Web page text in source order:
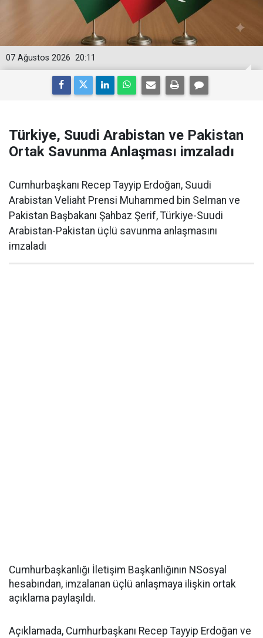
20:11
07 Ağustos 2026
Türkiye, Suudi Arabistan ve Pakistan
Ortak Savunma Anlaşması imzaladı
Cumhurbaşkanı Recep Tayyip Erdoğan, Suudi
Arabistan Veliaht Prensi Muhammed bin Selman ve
Pakistan Başbakanı Şahbaz Şerif, Türkiye-Suudi
Arabistan-Pakistan üçlü savunma anlaşmasını
imzaladı
Cumhurbaşkanlığı İletişim Başkanlığının NSosyal
hesabından, imzalanan üçlü anlaşmaya ilişkin ortak
açıklama paylaşıldı.
Açıklamada, Cumhurbaşkanı Recep Tayyip Erdoğan ve